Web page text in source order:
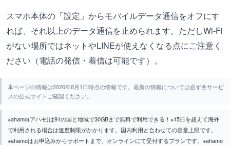
スマホ本体の「設定」からモバイルデータ通信をオフにす
れば、それ以上のデータ通信を止められます。ただしWi-Fi
がない場所ではネットやLINEが使えなくなる点にご注意く
ださい（電話の発信・着信は可能です）。
本ページの情報は2026年8月1日時点の情報です。最新の情報については必ず各サービ
スの公式サイトご確認ください。
※ahamo(アハモ)は91の国と地域で30GBまで無料で利用できる！※15日を超えて海外
で利用される場合は速度制限がかかります。国内利用と合わせての容量上限です。
※ahamoはお申込みからサポートまで、オンラインにて受付するプランです。※ahamo